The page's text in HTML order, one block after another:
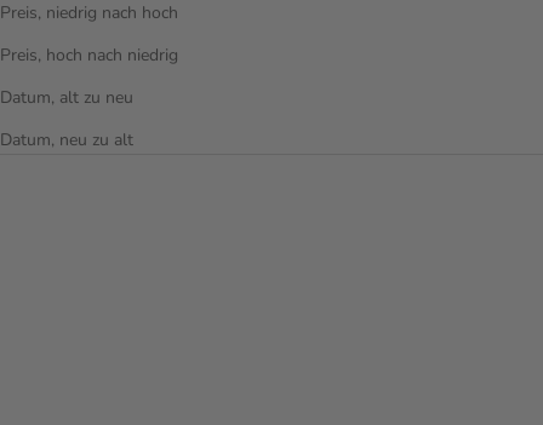
Preis, niedrig nach hoch
Preis, hoch nach niedrig
Datum, alt zu neu
Datum, neu zu alt